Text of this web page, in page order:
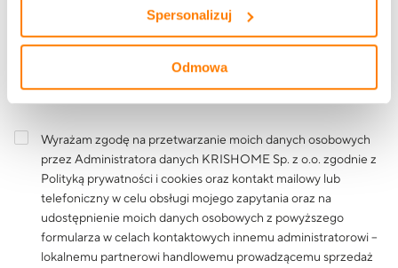
Spersonalizuj
Odmowa
Wyrażam zgodę na przetwarzanie moich danych osobowych
przez Administratora danych KRISHOME Sp. z o.o. zgodnie z
Polityką prywatności i cookiesoraz kontakt mailowy lub
telefoniczny w celu obsługi mojego zapytania oraz na
udostępnienie moich danych osobowych z powyższego
formularza w celach kontaktowych innemu administratorowi –
lokalnemu partnerowi handlowemu prowadzącemu sprzedaż